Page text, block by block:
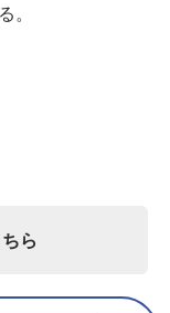
。
ら